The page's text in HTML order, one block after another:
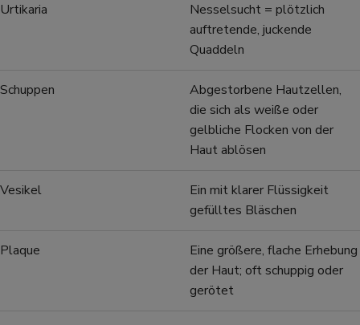
Urtikaria
Nesselsucht = plötzlich
auftretende, juckende
Quaddeln
Schuppen
Abgestorbene Hautzellen,
die sich als weiße oder
gelbliche Flocken von der
Haut ablösen
Vesikel
Ein mit klarer Flüssigkeit
gefülltes Bläschen
Plaque
Eine größere, flache Erhebung
der Haut; oft schuppig oder
gerötet